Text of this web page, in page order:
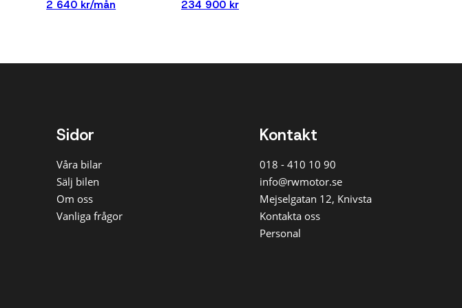
Max 3 000
Övrigt
2 640 kr/mån
234 900 kr
Sidor
Våra bilar
Sälj bilen
Om oss
Vanliga frågor
Kontakt
018 - 410 10 90
info@rwmotor.se
Mejselgatan 12, Knivsta
Kontakta oss
Personal